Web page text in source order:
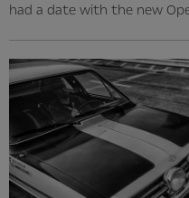
had a date with the new